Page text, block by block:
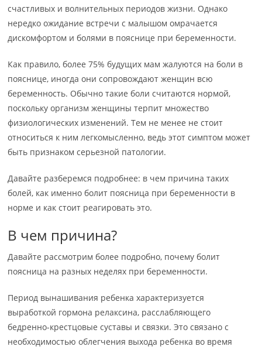
счастливых и волнительных периодов жизни. Однако
нередко ожидание встречи с малышом омрачается
дискомфортом и болями в пояснице при беременности.
Как правило, более 75% будущих мам жалуются на боли в
пояснице, иногда они сопровождают женщин всю
беременность. Обычно такие боли считаются нормой,
поскольку организм женщины терпит множество
физиологических изменений. Тем не менее не стоит
относиться к ним легкомысленно, ведь этот симптом может
быть признаком серьезной патологии.
Давайте разберемся подробнее: в чем причина таких
болей, как именно болит поясница при беременности в
норме и как стоит реагировать это.
В чем причина?
Давайте рассмотрим более подробно, почему болит
поясница на разных неделях при беременности.
Период вынашивания ребенка характеризуется
выработкой гормона релаксина, расслабляющего
бедренно-крестцовые суставы и связки. Это связано с
необходимостью облегчения выхода ребенка во время